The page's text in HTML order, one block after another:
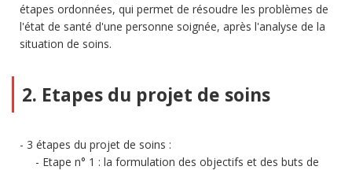
étapes ordonnées, qui permet de résoudre les problèmes de
l'état de santé d'une personne soignée, après l'analyse de la
situation de soins.
2. Etapes du projet de soins
3 étapes du projet de soins :
Etape n° 1 : la formulation des objectifs et des buts de